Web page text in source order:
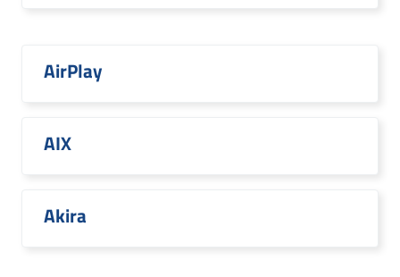
AirPlay
AIX
Akira